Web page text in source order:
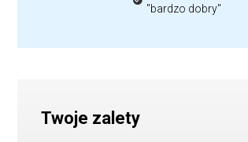
"bardzo dobry"
Twoje zalety